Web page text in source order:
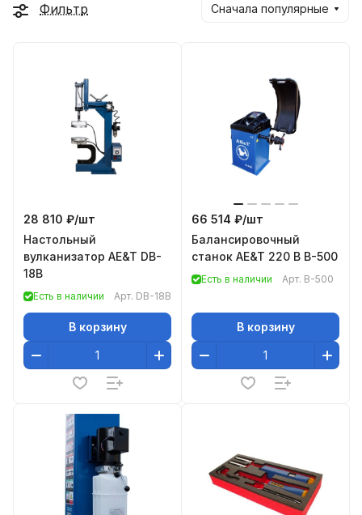
Фильтр Сначала популярные
28 810 ₽/шт
Настольный
вулканизатор AE&T DB-
18B
Есть в наличии Арт. DB-18B
В корзину
66 514 ₽/шт
Балансировочный
станок AE&T 220 В В-500
Есть в наличии Арт. B-500
В корзину